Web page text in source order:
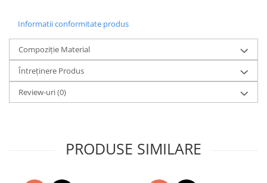
Informatii conformitate produs
Compoziție Material
Întreținere Produs
Review-uri(0)
PRODUSE SIMILARE